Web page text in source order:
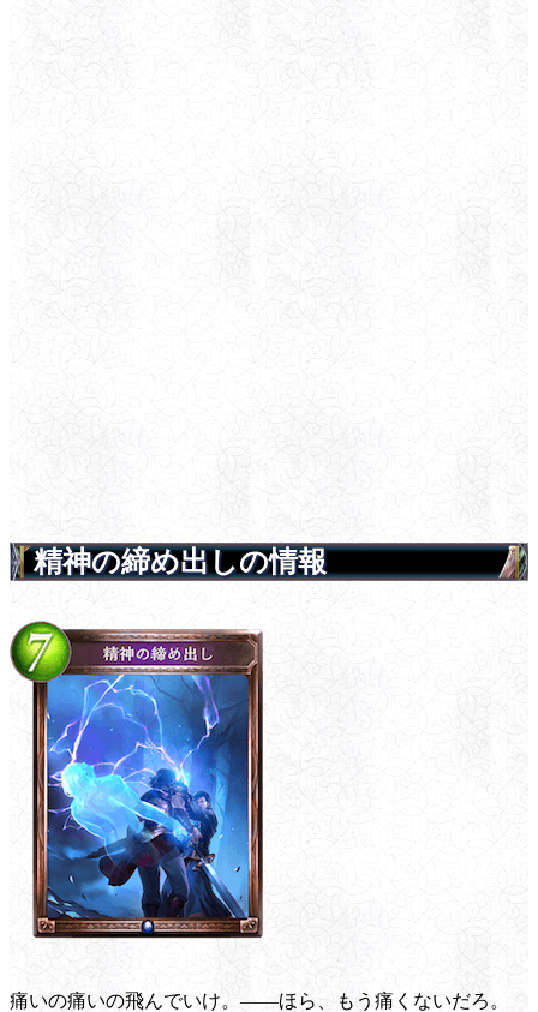
精神の締め出しの情報
痛いの痛いの飛んでいけ。――ほら、もう痛くないだろ。